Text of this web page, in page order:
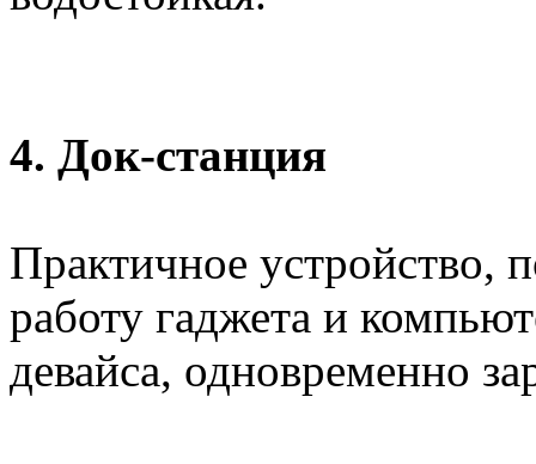
4. Док-станция
Практичное устройство,
работу гаджета и
девайса, одновременно